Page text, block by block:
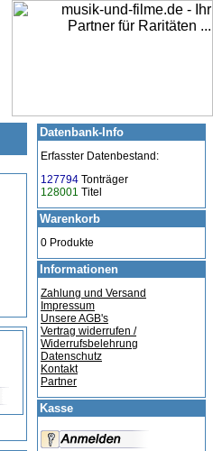
Datenbank-Info
Erfasster Datenbestand:
127794 Tonträger
128001 Titel
Warenkorb
0 Produkte
Informationen
Zahlung und Versand
Impressum
Unsere AGB's
Vertrag widerrufen /
Widerrufsbelehrung
Datenschutz
Kontakt
Partner
Kasse